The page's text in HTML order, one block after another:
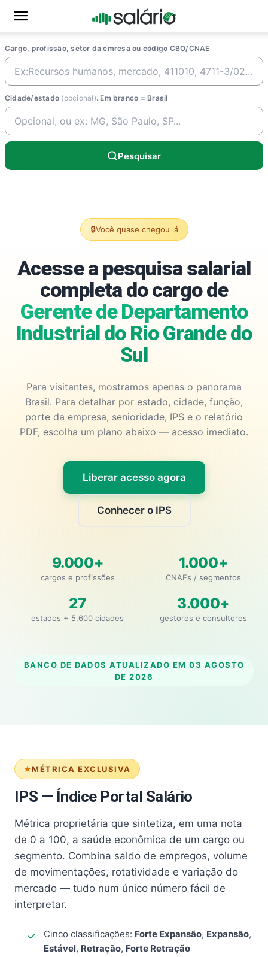
Cargo, profissão, setor da emresa ou código CBO/CNAE
Cidade/estado (opcional). Em branco = Brasil
Pesquisar
🔒Você quase chegou lá
Acesse a pesquisa salarial
completa do cargo de
Gerente de Departamento
Industrial do Rio Grande do
Sul
Para visitantes, mostramos apenas o panorama
Brasil. Para detalhar por estado, cidade, função,
porte da empresa, senioridade, IPS e o relatório
PDF, escolha um plano abaixo — acesso imediato.
Liberar acesso agora
Conhecer o IPS
9.000+
cargos e profissões
1.000+
CNAEs / segmentos
27
estados + 5.600 cidades
3.000+
gestores e consultores
BANCO DE DADOS ATUALIZADO EM 03 AGOSTO
DE 2026
MÉTRICA EXCLUSIVA
IPS — Índice Portal Salário
Métrica proprietária que sintetiza, em uma nota
de 0 a 100, a saúde econômica de um cargo ou
segmento. Combina saldo de empregos, volume
de movimentações, rotatividade e variação do
mercado — tudo num único número fácil de
interpretar.
Cinco classificações: Forte Expansão, Expansão,
Estável, Retração, Forte Retração